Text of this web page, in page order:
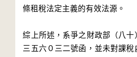
條租稅法定主義的有效法源。
綜上所述，系爭之財政部（八十
三五六０三二號函，並未對課